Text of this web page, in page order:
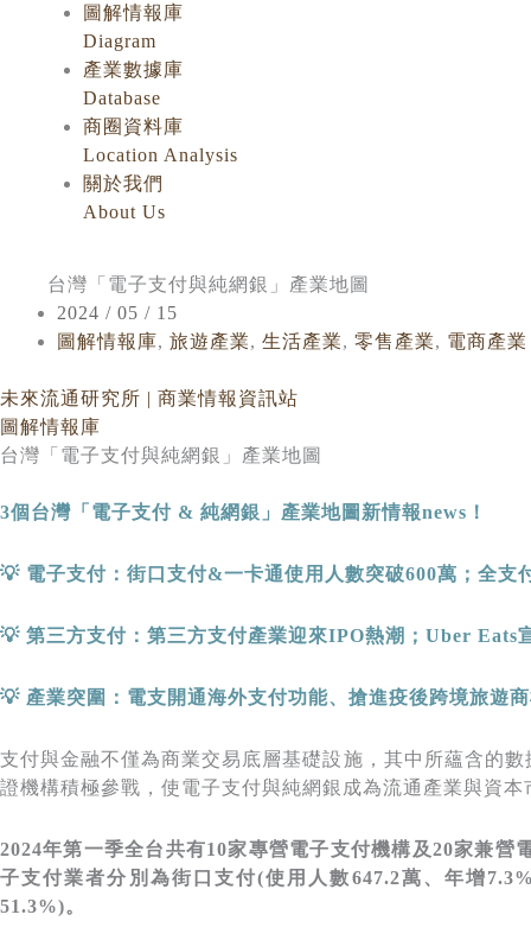
圖解情報庫
Diagram
產業數據庫
Database
商圈資料庫
Location Analysis
關於我們
About Us
台灣「電子支付與純網銀」產業地圖
2024 / 05 / 15
圖解情報庫, 旅遊產業, 生活產業, 零售產業, 電商產業
未來流通研究所 | 商業情報資訊站
圖解情報庫
台灣「電子支付與純網銀」產業地圖
3個台灣「電子支付 & 純網銀」產業地圖新情報news ！
💡 電子支付：街口支付&一卡通使用人數突破600萬；全支
💡 第三方支付：第三方支付產業迎來IPO熱潮； Uber Eats
💡 產業突圍：電支開通海外支付功能、搶進疫後跨境旅遊
支付與金融不僅為商業交易底層基礎設施，其中所蘊含的
證機構積極參戰，使電子支付與純網銀成為流通產業與資
2024年第一季全台共有10家專營電子支付機構及20家兼營
子支付業者分別為街口支付(使用人數647.2萬、年增
51.3%)。